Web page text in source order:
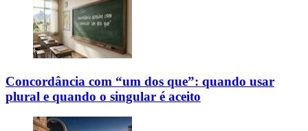
Concordância com “um dos que”: quando usar
plural e quando o singular é aceito